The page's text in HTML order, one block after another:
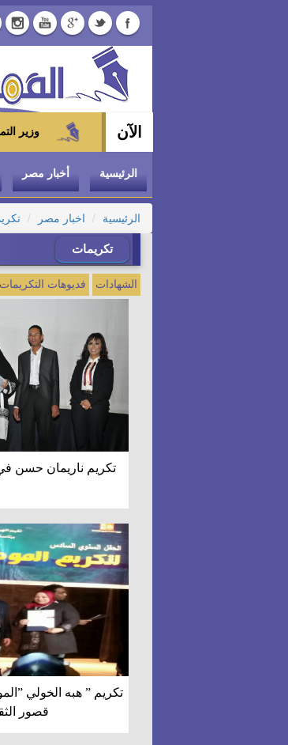
الآن وزير التموين يوجه بتخفيض سعر الدواجن
الرئيسية أخبار مصر
الرئيسية اخبار مصر
تكريمات
الشهادات فديوهات التكريمات
تكريم ناريمان حسن
تكريم ” هبه الخولي
قصور